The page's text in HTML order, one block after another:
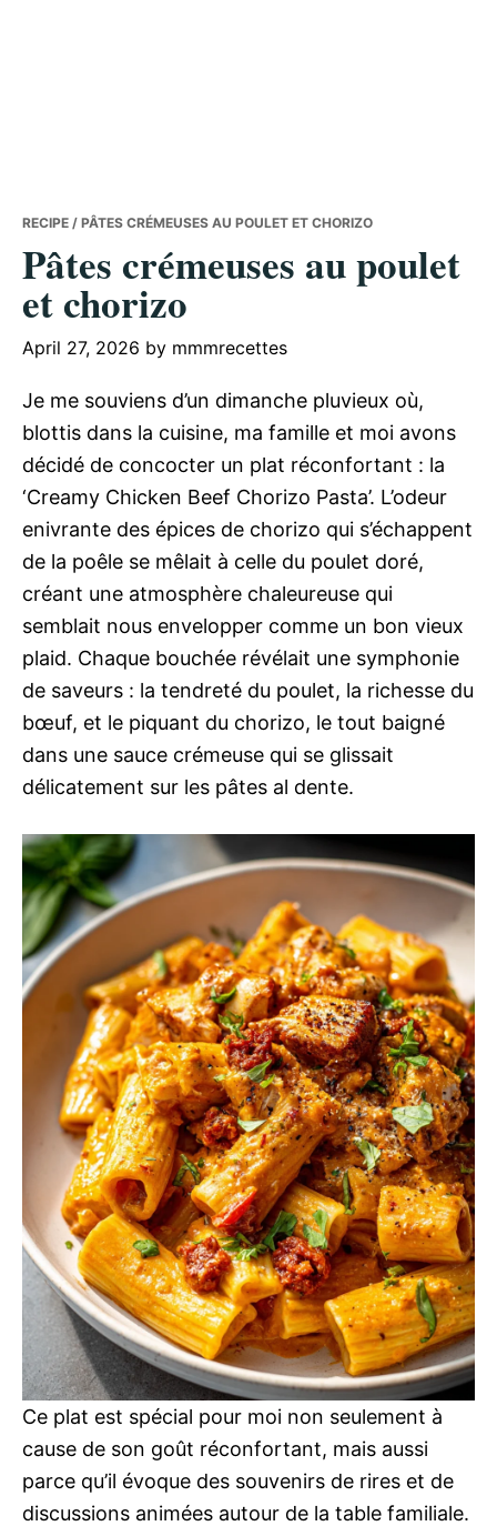
RECIPE / PÂTES CRÉMEUSES AU POULET ET CHORIZO
Pâtes crémeuses au poulet
et chorizo
April 27, 2026 by mmmrecettes
Je me souviens d’un dimanche pluvieux où,
blottis dans la cuisine, ma famille et moi avons
décidé de concocter un plat réconfortant : la
‘Creamy Chicken Beef Chorizo Pasta’. L’odeur
enivrante des épices de chorizo qui s’échappent
de la poêle se mêlait à celle du poulet doré,
créant une atmosphère chaleureuse qui
semblait nous envelopper comme un bon vieux
plaid. Chaque bouchée révélait une symphonie
de saveurs : la tendreté du poulet, la richesse du
bœuf, et le piquant du chorizo, le tout baigné
dans une sauce crémeuse qui se glissait
délicatement sur les pâtes al dente.
Ce plat est spécial pour moi non seulement à
cause de son goût réconfortant, mais aussi
parce qu’il évoque des souvenirs de rires et de
discussions animées autour de la table familiale.